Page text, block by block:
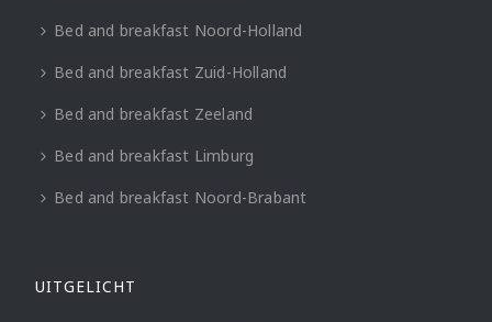
Bed and breakfast Noord-Holland
Bed and breakfast Zuid-Holland
Bed and breakfast Zeeland
Bed and breakfast Limburg
Bed and breakfast Noord-Brabant
UITGELICHT